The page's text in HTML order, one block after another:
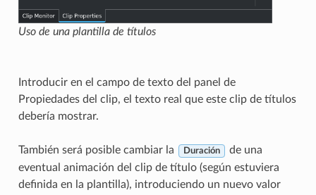
Uso de una plantilla de títulos
Introducir en el campo de texto del panel de
Propiedades del clip, el texto real que este clip de títulos
debería mostrar.
También será posible cambiar la Duración
de una
eventual animación del clip de título (según estuviera
definida en la plantilla), introduciendo un nuevo valor